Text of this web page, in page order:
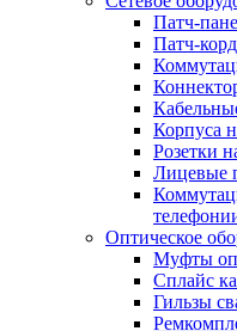
Патч-
Патч-
Корпуса
Розетки
Лицевые
Оптическое
Муфты
Сплайс
Гильзы